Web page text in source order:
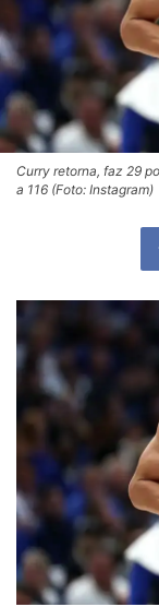
Curry retorna, faz 29
a 116 (Foto: Instagram)